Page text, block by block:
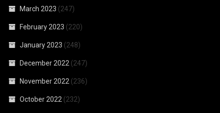
March 2023 (247)
February 2023 (220)
January 2023 (248)
December 2022 (247)
November 2022 (236)
October 2022 (232)